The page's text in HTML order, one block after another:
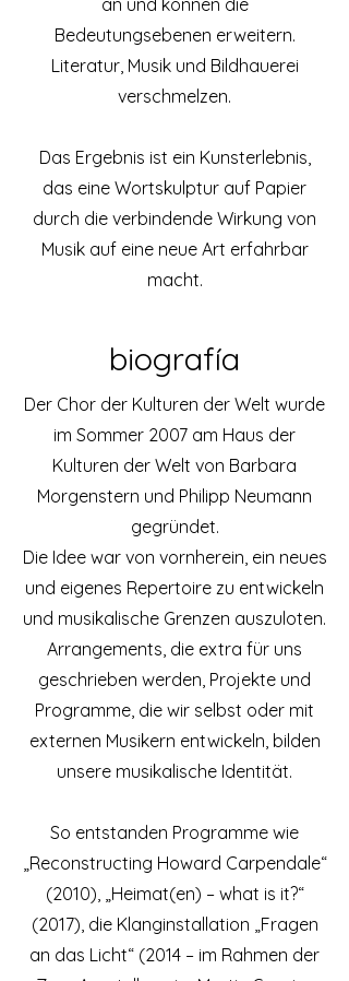
an und können die
Bedeutungsebenen erweitern.
Literatur, Musik und Bildhauerei
verschmelzen.
Das Ergebnis ist ein Kunsterlebnis,
das eine Wortskulptur auf Papier
durch die verbindende Wirkung von
Musik auf eine neue Art erfahrbar
macht.
biografía
Der Chor der Kulturen der Welt wurde
im Sommer 2007 am Haus der
Kulturen der Welt von Barbara
Morgenstern und Philipp Neumann
gegründet.
Die Idee war von vornherein, ein neues
und eigenes Repertoire zu entwickeln
und musikalische Grenzen auszuloten.
Arrangements, die extra für uns
geschrieben werden, Projekte und
Programme, die wir selbst oder mit
externen Musikern entwickeln, bilden
unsere musikalische Identität.
So entstanden Programme wie
„Reconstructing Howard Carpendale“
(2010), „Heimat(en) – what is it?“
(2017), die Klanginstallation „Fragen
an das Licht“ (2014 – im Rahmen der